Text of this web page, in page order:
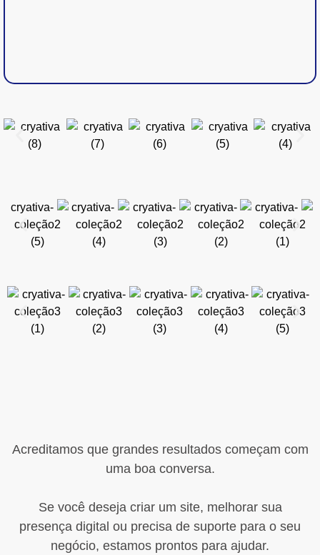
Acreditamos que grandes resultados começam com
uma boa conversa.
Se você deseja criar um site, melhorar sua
presença digital ou precisa de suporte para o seu
negócio, estamos prontos para ajudar.